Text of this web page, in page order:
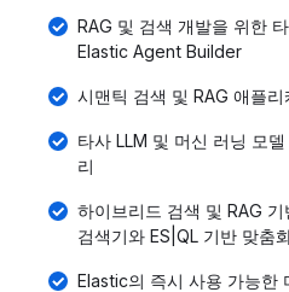
RAG 및 검색 개발을 위한
Elastic Agent Builder
시맨틱 검색 및 RAG 애플
타사 LLM 및 머신 러닝 모
리
하이브리드 검색 및 RAG
검색기와 ES|QL 기반 맞춤
Elastic의 즉시 사용 가능한